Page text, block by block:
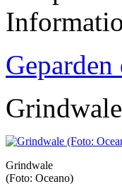
Grindwale
(Foto: Oceano)